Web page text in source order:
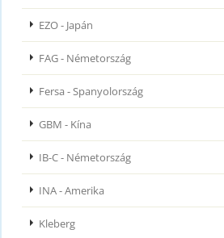
EZO - Japán
FAG - Németország
Fersa - Spanyolország
GBM - Kína
IB-C - Németország
INA - Amerika
Kleberg